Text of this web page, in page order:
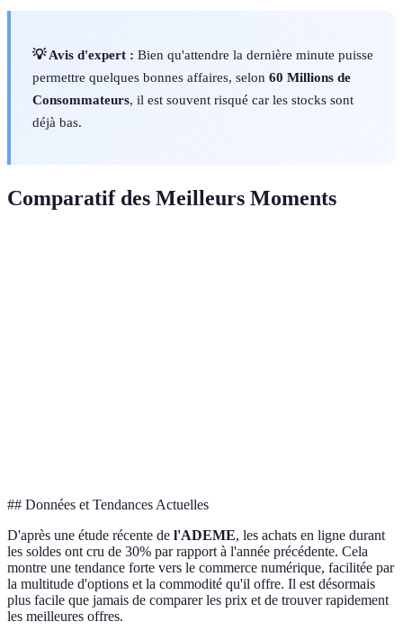
💡 Avis d'expert : Bien qu'attendre la dernière minute puisse
permettre quelques bonnes affaires, selon 60 Millions de
Consommateurs, il est souvent risqué car les stocks sont
déjà bas.
Comparatif des Meilleurs Moments
## Données et Tendances Actuelles
D'après une étude récente de l'ADEME, les achats en ligne durant
les soldes ont cru de 30% par rapport à l'année précédente. Cela
montre une tendance forte vers le commerce numérique, facilitée par
la multitude d'options et la commodité qu'il offre. Il est désormais
plus facile que jamais de comparer les prix et de trouver rapidement
les meilleures offres.